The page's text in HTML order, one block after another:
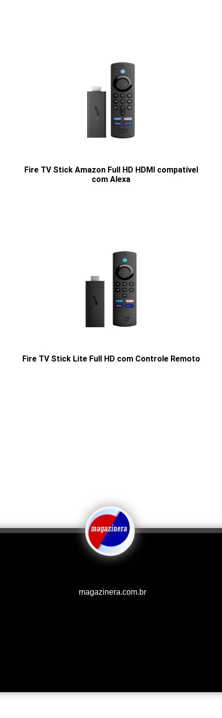
Fire TV Stick Amazon Full HD HDMI compatível
com Alexa
Fire TV Stick Lite Full HD com Controle Remoto
magazinera.com.br